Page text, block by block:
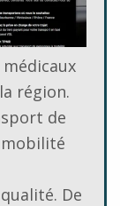
région.
de
mobilité
De